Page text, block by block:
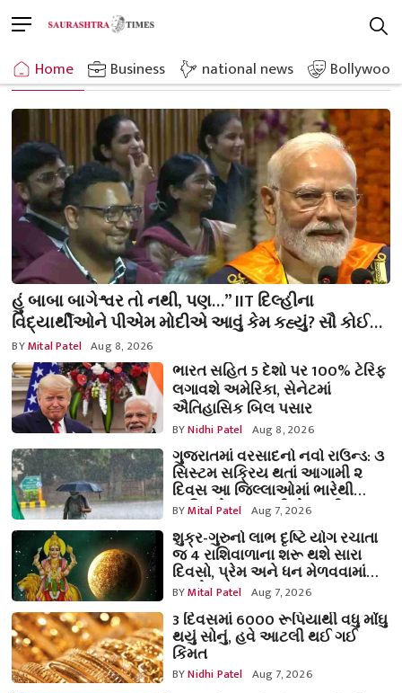
to
content
M
n
u
o
n
Home Business national news Bollywood
Trending Read More
હું બાબા બાગેશ્વર તો નથી, પણ…” IIT દિલ્હીના
વિદ્યાર્થીઓને પીએમ મોદીએ આવું કેમ કહ્યું? સૌ કોઈ
હસવા લાગ્યા
BYMital Patel Aug 8, 2026
ભારત સહિત 5 દેશો પર 100% ટેરિફ
લગાવશે અમેરિકા, સેનેટમાં
ઐતિહાસિક બિલ પસાર
BYNidhi Patel Aug 8, 2026
ગુજરાતમાં વરસાદનો નવો રાઉન્ડ: ૩
સિસ્ટમ સક્રિય થતાં આગામી ૨
દિવસ આ જિલ્લાઓમાં ભારેથી
અતિભારે વરસાદની ચેતવણી
BYMital Patel Aug 7, 2026
શુક્ર-ગુરુનો લાભ દૃષ્ટિ યોગ રચાતા
જ 4 રાશિવાળાના શરૂ થશે સારા
દિવસો, પ્રેમ અને ધન મેળવવામાં
મળશે સફળતા!
BYMital Patel Aug 7, 2026
3 દિવસમાં 6000 રૂપિયાથી વધુ મોંઘુ
થયું સોનું, હવે આટલી થઈ ગઈ
કિંમત
BYNidhi Patel Aug 7, 2026